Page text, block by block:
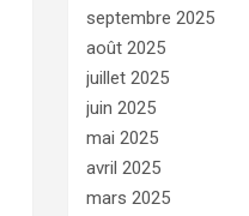
septembre 2025
août 2025
juillet 2025
juin 2025
mai 2025
avril 2025
mars 2025